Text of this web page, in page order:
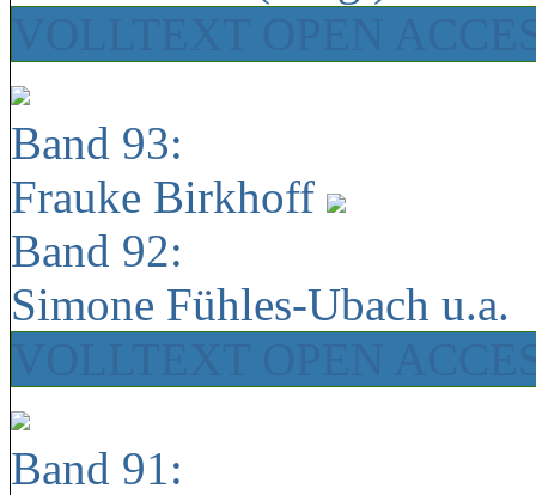
Band 93:
Frauke Birkhoff
Band 92:
Simone Fühles-Ubach u.a.
Band 91: